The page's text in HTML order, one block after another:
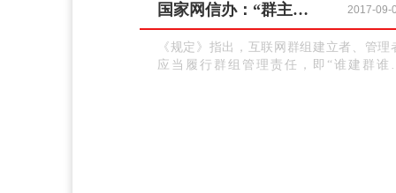
国家网信办：“群主”要实名且负责 违规者将降低信用等级 2017-09-
《规定》指出，互联网群组建立者、管理
应当履行群组管理责任，即“谁建群谁